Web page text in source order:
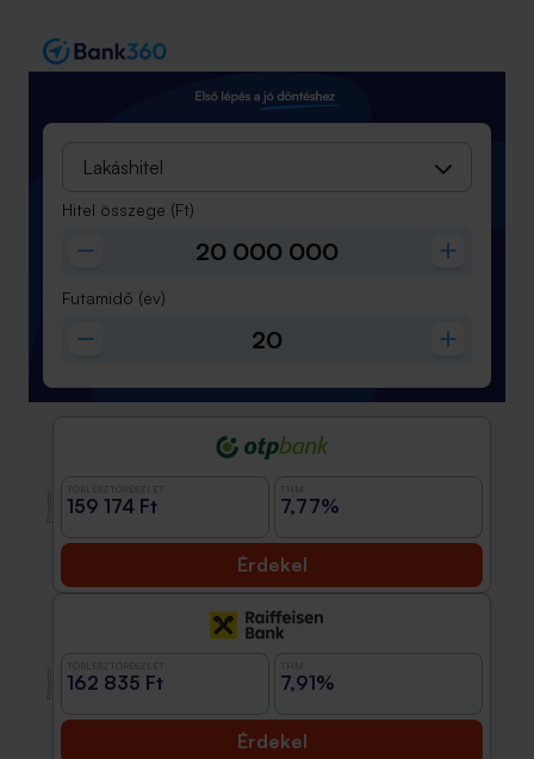
Lakáshitel
Hitel összege (Ft)
Futamidő (év)
159 174 Ft 7,77%
Érdekel
162 835 Ft 7,91%
Érdekel